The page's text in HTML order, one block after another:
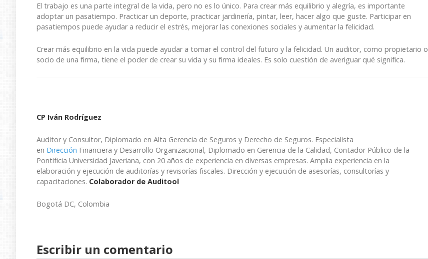
El trabajo es una parte integral de la vida, pero no es lo único. Para crear más equilibrio y alegría, es importante
adoptar un pasatiempo. Practicar un deporte, practicar jardinería, pintar, leer, hacer algo que guste. Participar en
pasatiempos puede ayudar a reducir el estrés, mejorar las conexiones sociales y aumentar la felicidad.
Crear más equilibrio en la vida puede ayudar a tomar el control del futuro y la felicidad. Un auditor, como propietario o
socio de una firma, tiene el poder de crear su vida y su firma ideales. Es solo cuestión de averiguar qué significa.
CP Iván Rodríguez
Auditor y Consultor, Diplomado en Alta Gerencia de Seguros y Derecho de Seguros. Especialista
en Dirección Financiera y Desarrollo Organizacional, Diplomado en Gerencia de la Calidad, Contador Público de la
Pontificia Universidad Javeriana, con 20 años de experiencia en diversas empresas. Amplia experiencia en la
elaboración y ejecución de auditorías y revisorías fiscales. Dirección y ejecución de asesorías, consultorías y
capacitaciones. Colaborador de Auditool
Bogotá DC, Colombia
Escribir un comentario